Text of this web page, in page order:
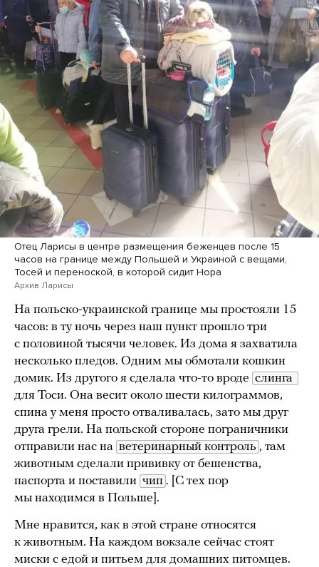
Отец Ларисы в центре размещения беженцев после 15
часов на границе между Польшей и Украиной с вещами,
Тосей и переноской, в которой сидит Нора
Архив Ларисы
На польско-украинской границе мы простояли 15
часов: в ту ночь через наш пункт прошло три
с половиной тысячи человек. Из дома я захватила
несколько пледов. Одним мы обмотали кошкин
домик. Из другого я сделала что-то вроде
для Тоси. Она весит около шести килограммов,
спина у меня просто отваливалась, зато мы друг
друга грели. На польской стороне пограничники
отправили нас на ветеринарный контроль , там
животным сделали прививку от бешенства,
паспорта и поставили чип . [С тех пор
мы находимся в Польше].
Мне нравится, как в этой стране относятся
к животным. На каждом вокзале сейчас стоят
миски с едой и питьем для домашних питомцев.